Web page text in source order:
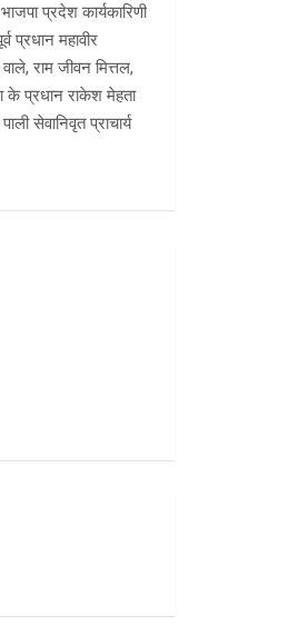
प्रदेश कार्यकारिणी
प्रधान महावीर
राम जीवन मित्तल,
के प्रधान राकेश मेहता
सेवानिवृत प्राचार्य